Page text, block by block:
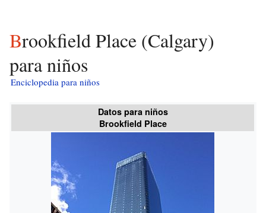
Brookfield Place (Calgary)
para niños
Enciclopedia para niños
Datos para niños
Brookfield Place